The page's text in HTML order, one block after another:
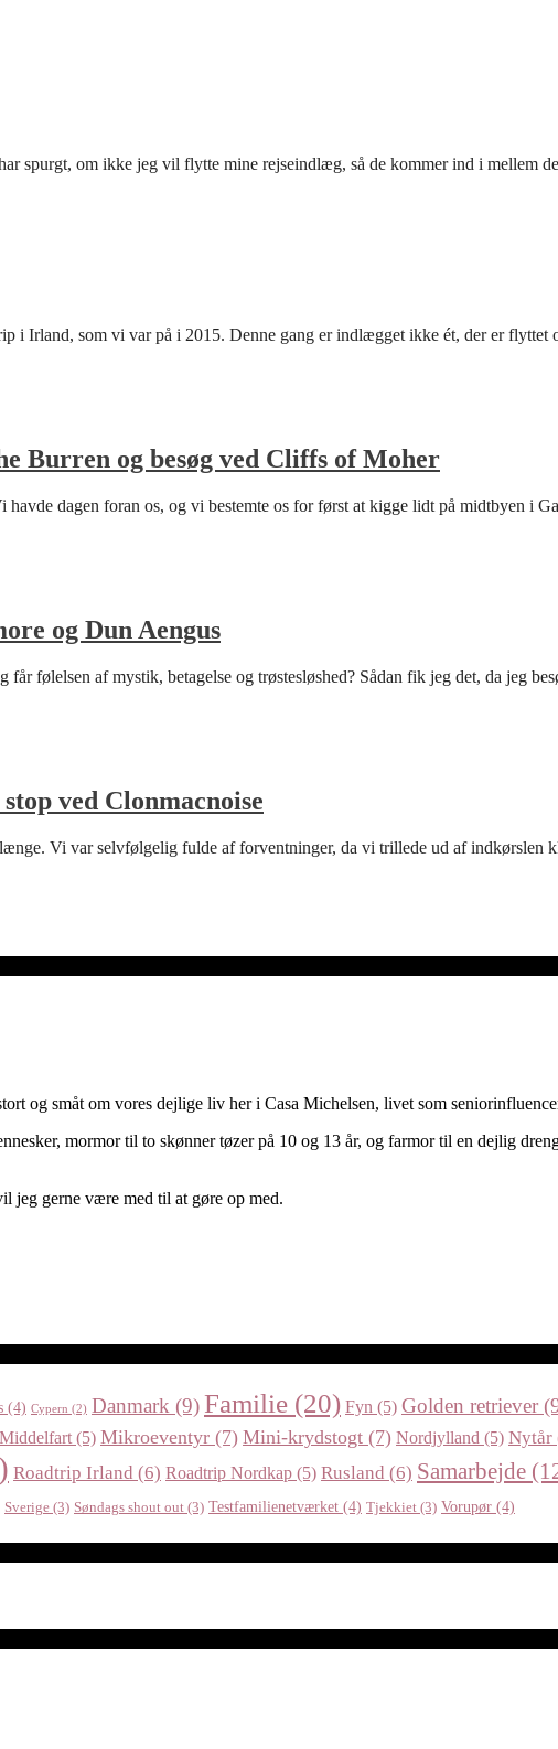
spurgt, om ikke jeg vil flytte mine rejseindlæg, så de kommer ind i mellem
i Irland, som vi var på i 2015. Denne gang er indlægget ikke ét, der er
Burren og besøg ved Cliffs of Moher
dagen foran os, og vi bestemte os for først at kigge lidt på midtbyen i
og Dun Aengus
følelsen af mystik, betagelse og trøstesløshed? Sådan fik jeg det, da jeg
ved Clonmacnoise
Vi var selvfølgelig fulde af forventninger, da vi trillede ud af
og småt om vores dejlige liv her i Casa Michelsen, livet som
mormor til to skønner tøzer på 10 og 13 år, og farmor til en dejlig
jeg gerne være med til at gøre op med.
(4) Cypern (2) Danmark (9)Familie (20) Fyn (5) Golden retriever
Middelfart (5) Mikroeventyr (7) Mini-krydstogt (7) Nordjylland (5) Nytår
Roadtrip Irland (6) Roadtrip Nordkap (5) Rusland (6) Samarbejde
Sverige (3) Søndags shout out (3) Testfamilienetværket (4) Tjekkiet (3) Vorupør (4)